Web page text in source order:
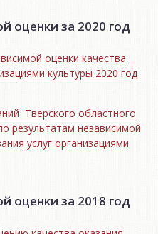
оценки за 2020 год
оценки качества
культуры 2020 год
Тверского областного
результатам независимой
услуг организациями
оценки за 2018 год